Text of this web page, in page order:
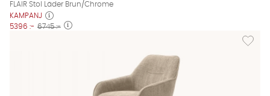
FLAIR Stol Läder Brun/Chrome
KAMPANJ
5396 :- 6745 :-
Lägg